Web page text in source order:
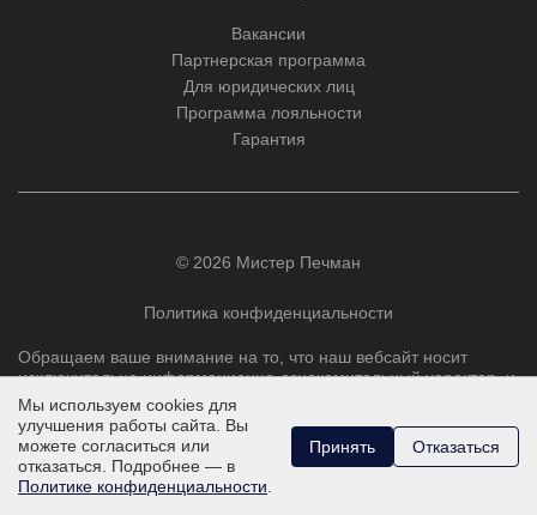
Вакансии
Партнерская программа
Для юридических лиц
Программа лояльности
Гарантия
© 2026 Мистер Печман
Политика конфиденциальности
Обращаем ваше внимание на то, что наш вебсайт носит
исключительно информационно-ознакомительный характер, и
ни при каких условиях не является публичной офертой,
определяемой положениями Статьи 437 Гражданского
кодекса РФ.
Мы используем cookies для
улучшения работы сайта. Вы
можете согласиться или
отказаться. Подробнее — в
Политике конфиденциальности
Принять Отказаться